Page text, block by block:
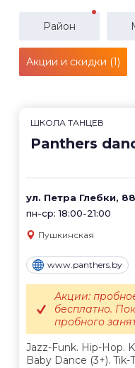
Район
Акции и скидки (1)
ШКОЛА ТАНЦЕВ
Panthers
ул. Петра Глебки, 88
пн-ср: 18:00-21:00
Пушкинская
www.panthers.by
Jazz-Funk. Hip-Hop.
Baby Dance (3+).
Акции:
бесплатно.
пробного